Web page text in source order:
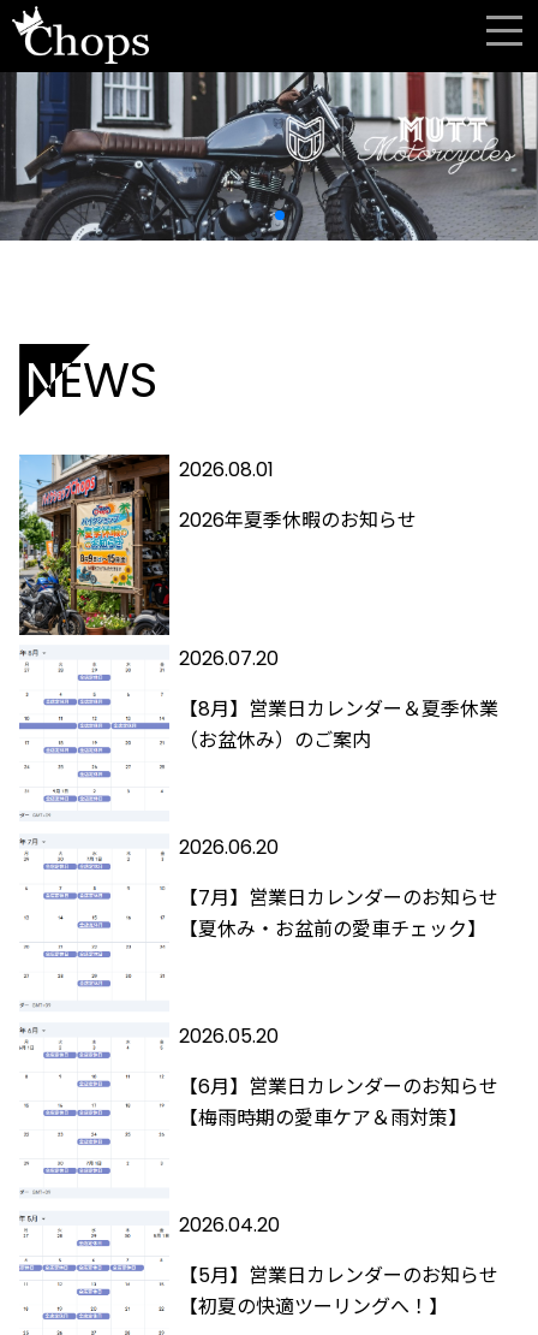
NEWS
2026.08.01
2026年夏季休暇のお知らせ
2026.07.20
【8月】営業日カレンダー＆夏季休業
（お盆休み）のご案内
2026.06.20
【7月】営業日カレンダーのお知らせ
【夏休み・お盆前の愛車チェック】
2026.05.20
【6月】営業日カレンダーのお知らせ
【梅雨時期の愛車ケア＆雨対策】
2026.04.20
【5月】営業日カレンダーのお知らせ
【初夏の快適ツーリングへ！】